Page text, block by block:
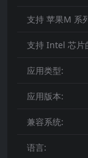
支持 苹果M 系
支持 Intel 芯片
应用类型:
应用版本:
兼容系统:
语言: